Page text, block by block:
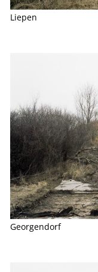
Liepen
Georgendorf